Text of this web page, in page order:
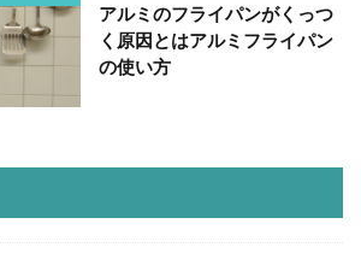
アルミのフライパンがくっつ
く原因とはアルミフライパン
の使い方